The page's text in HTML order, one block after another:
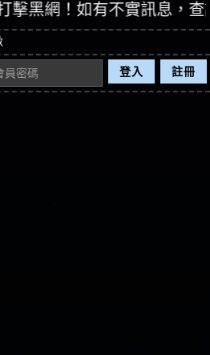
！如有不實訊息，查證後
登入 註冊